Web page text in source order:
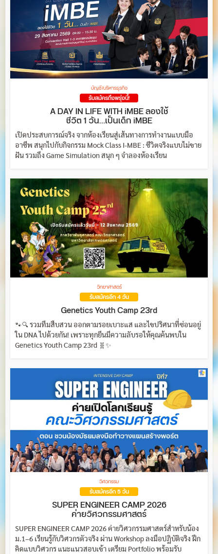
บัญชี/บริหารธุรกิจ
รับสมัครถึงพรุ่งนี้!
A DAY IN LIFE WITH iMBE ลองใช้
ชีวิต 1 วัน…เป็นเด็ก iMBE
เปิดประสบการณ์จริง จากห้องเรียนสู่เส้นทางการทำงานแบบมือ
อาชีพ สนุกไปกับกิจกรรม Mock Class I-MBE : ชีวิตจริงแบบไม่ขาย
ฝัน รวมถึง Game Simulation สนุก ๆ จำลองห้องเรียน
วิทยาศาสตร์
รับสมัครอีก 4 วัน
Genetics Youth Camp 23rd
🐾🔍 รวมทีมสืบสวน ออกตามรอยเบาะแส และไขปริศนาที่ซ่อนอยู่
ใน DNA ไปด้วยกัน! เพราะทุกยีนมีความลับรอให้คุณค้นพบใน
Genetics Youth Camp 23rd 🧬✨
วิศวกรรม
รับสมัครอีก 5 วัน
SUPER ENGINEER CAMP 2026
ค่ายวิศวกรรมศาสตร์
SUPER ENGINEER CAMP 2026 ค่ายวิศวกรรมศาสตร์สำหรับน้อง
ม.1–6 เรียนรู้กับวิศวกรตัวจริง ผ่าน Workshop ลงมือปฏิบัติจริง ฝึก
คิดแบบวิศวกร แนะแนวสอบเข้า เตรียม Portfolio พร้อมรับ